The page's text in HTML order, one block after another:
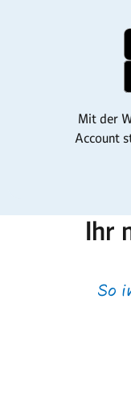
Mit der
Account
Ihr
So